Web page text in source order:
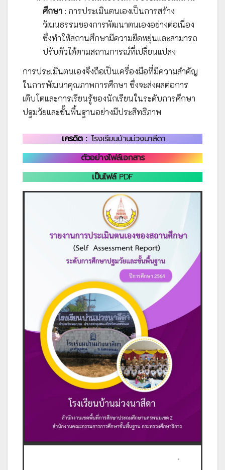
ศึกษา : การประเมินตนเองเป็นการสร้าง
วัฒนธรรมของการพัฒนาตนเองอย่างต่อเนื่อง
ซึ่งทำให้สถานศึกษามีความยืดหยุ่นและสามารถ
ปรับตัวได้ตามสถานการณ์ที่เปลี่ยนแปลง
การประเมินตนเองจึงถือเป็นเครื่องมือที่มีความสำคัญ
ในการพัฒนาคุณภาพการศึกษา ซึ่งจะส่งผลต่อการ
เติบโตและการเรียนรู้ของนักเรียนในระดับการศึกษา
ปฐมวัยและขั้นพื้นฐานอย่างมีประสิทธิภาพ
เครดิต : โรงเรียนบ้านม่วงนาสีดา
ตัวอย่างไฟล์เอกสาร
เป็นไฟล์PDF